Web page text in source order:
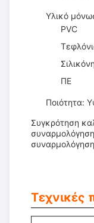
Υλικό
PVC
Σιλικόνη
ΠΕ
Ποιότητα:
Συγκρότηση
Τεχνικές